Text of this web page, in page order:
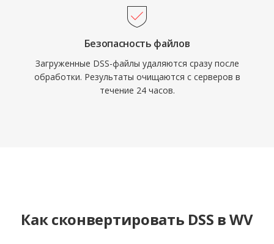
Безопасность файлов
Загруженные DSS-файлы удаляются сразу после
обработки. Результаты очищаются с серверов в
течение 24 часов.
Как сконвертировать DSS в WV